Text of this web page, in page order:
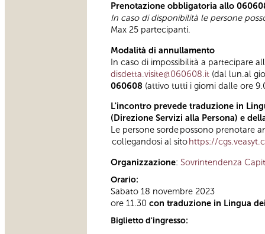
Prenotazione obbligatoria allo
In caso di disponibilità le persone
Max 25 partecipanti.
Modalità di annullamento
In caso di impossibilità a partecipare
disdetta.visite@060608.it (dal lun.al
060608 (attivo tutti i giorni dalle ore
L'incontro prevede traduzione in
(Direzione Servizi alla Persona) e
Le persone sorde possono prenotare
collegandosi al sito https://
Organizzazione: Sovrintendenza
Orario:
Sabato 18 novembre 2023
ore 11.30 con traduzione in Lingua
Biglietto d'ingresso: